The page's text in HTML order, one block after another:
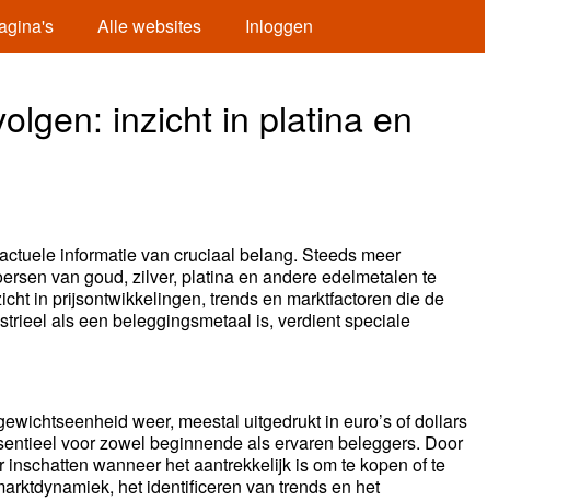
Alle websites Inloggen
inzicht in platina en
informatie van cruciaal belang. Steeds meer
van goud, zilver, platina en andere edelmetalen te
in prijsontwikkelingen, trends en marktfactoren die de
als een beleggingsmetaal is, verdient speciale
weer, meestal uitgedrukt in euro’s of dollars
voor zowel beginnende als ervaren beleggers. Door
wanneer het aantrekkelijk is om te kopen of te
het identificeren van trends en het